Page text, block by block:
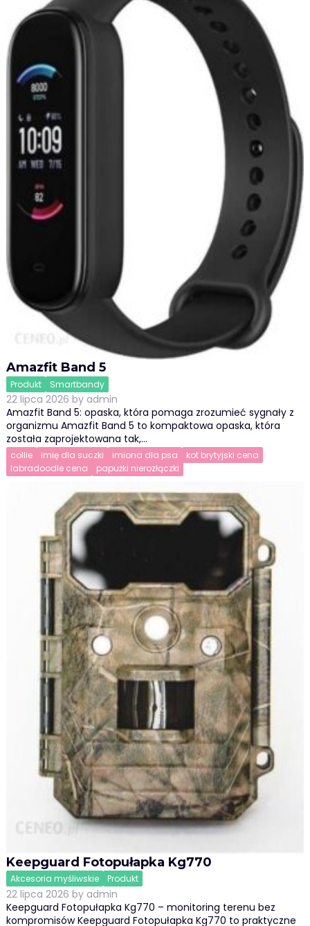
Amazfit Band 5
Produkt Smartbandy
22 lipca 2026 by admin
Amazfit Band 5: opaska, która pomaga zrozumieć sygnały z
organizmu Amazfit Band 5 to kompaktowa opaska, która
została zaprojektowana tak,…
collie imię dla suczki imiona dla psa
kot brytyjski cena
labradoodle cena
papużki nierozłączki
Keepguard Fotopułapka Kg770
Akcesoria myśliwskie Produkt
22 lipca 2026 by admin
Keepguard Fotopułapka Kg770 – monitoring terenu bez
kompromisów Keepguard Fotopułapka Kg770 to praktyczne